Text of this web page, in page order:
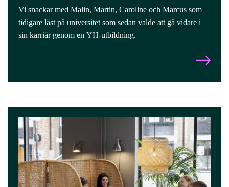
Vi snackar med Malin, Martin, Caroline och Marcus som
tidigare läst på universitet som sedan valde att gå vidare i
sin karriär genom en YH-utbildning.